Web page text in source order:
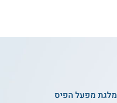
מלגת מפעל הפיס